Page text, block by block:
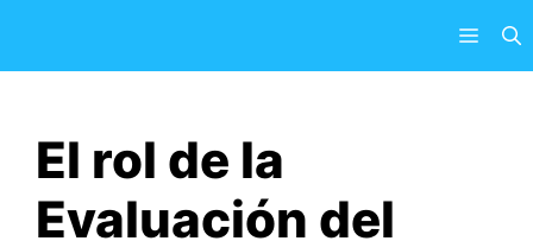
contenido
Menú
El rol de la
Evaluación del